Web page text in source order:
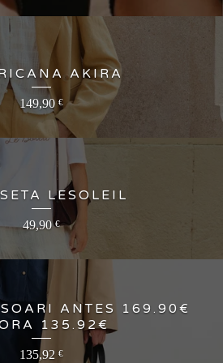
AKIRA
149,90€
LESOLEIL
49,90€
ANTES 169.90€
135.92€
135,92 €